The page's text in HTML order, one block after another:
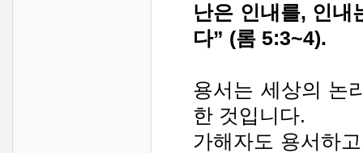
난은 인내를, 인내
다” (롬 5:3~4).
용서는 세상의 논
한 것입니다.
가해자도 용서하